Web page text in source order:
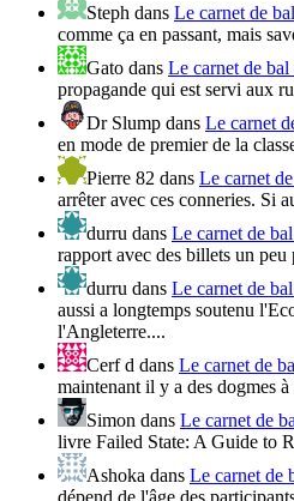
Steph dans Le carnet de
comme ça en passant, mais
Gato dans Le carnet de
propagande qui est servi aux
Dr Slump dans Le carnet
en mode de premier de la
Pierre 82 dans Le carnet
arrêter avec ces conneries. Si
durru dans Le carnet de
rapport avec des billets un peu
durru dans Le carnet de
aussi a longtemps soutenu
l'Angleterre....
Cerf d dans Le carnet de
maintenant il y a des dogmes à
Simon dans Le carnet de
livre Failed State: A Guide to
Ashoka dans Le carnet de